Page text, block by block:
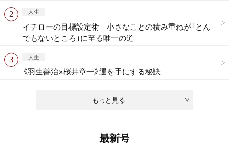
もっと見る
人生
イチローの目標設定術｜小さなことの積み重ねが「とん
でもないところ」に至る唯一の道
人生
《羽生善治×桜井章一》運を手にする秘訣
最新号